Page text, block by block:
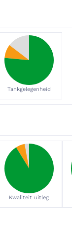
Tankgelegenheid
Kwaliteit uitleg